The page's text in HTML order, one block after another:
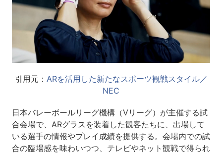
引用元： ARを活用した新たなスポーツ観戦スタイル／
NEC
日本バレーボールリーグ機構（Vリーグ）が主催する試
合会場で、ARグラスを装着した観客たちに、出場して
いる選手の情報やプレイ成績を提供する。会場内での試
合の臨場感を味わいつつ、テレビやネット観戦で得られ